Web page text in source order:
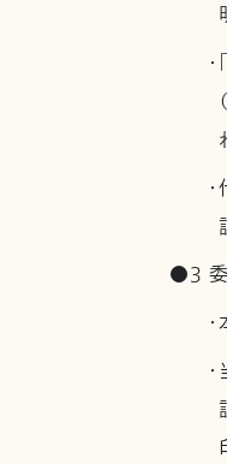
●3 委